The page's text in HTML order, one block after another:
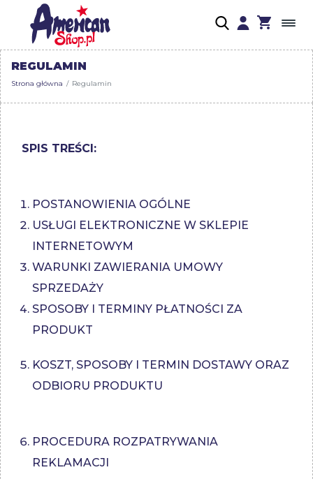
REGULAMIN
Strona główna Regulamin
SPIS TREŚCI:
POSTANOWIENIA OGÓLNE
USŁUGI ELEKTRONICZNE W SKLEPIE
INTERNETOWYM
WARUNKI ZAWIERANIA UMOWY
SPRZEDAŻY
SPOSOBY I TERMINY PŁATNOŚCI ZA
PRODUKT
KOSZT, SPOSOBY I TERMIN DOSTAWY ORAZ
ODBIORU PRODUKTU
PROCEDURA ROZPATRYWANIA
REKLAMACJI